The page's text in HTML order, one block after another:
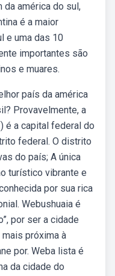
da américa do sul,
é a maior
e uma das 10
importantes são
e muares.
país da américa
Provavelmente, a
é a capital federal do
federal. O distrito
do país; A única
turístico vibrante e
por sua rica
Webushuaia é
por ser a cidade
próxima à
por. Weba lista é
da cidade do